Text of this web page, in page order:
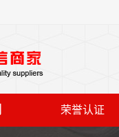
荣誉认证